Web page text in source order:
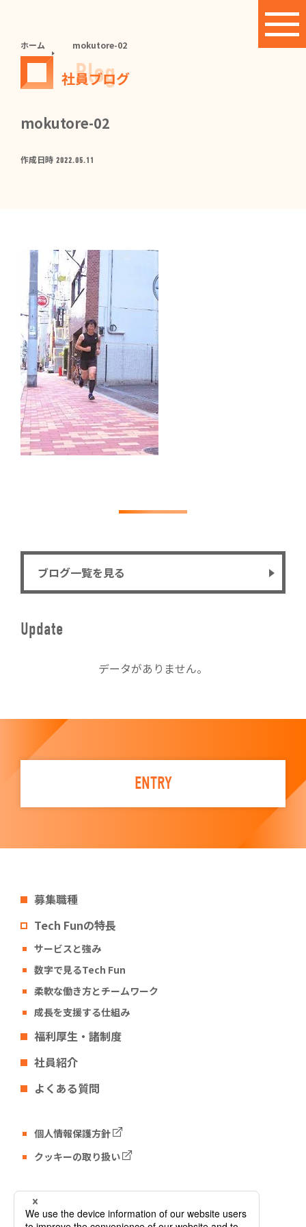
ホーム mokutore-02
Blog
社員ブログ
mokutore-02
作成日時 2022.05.11
ブログ一覧を見る
Update
データがありません。
ENTRY
募集職種
Tech Funの特長
サービスと強み
数字で見るTech Fun
柔軟な働き方とチームワーク
成長を支援する仕組み
福利厚生・諸制度
社員紹介
よくある質問
個人情報保護方針
クッキーの取り扱い
Tech Fun コーポレートサイト